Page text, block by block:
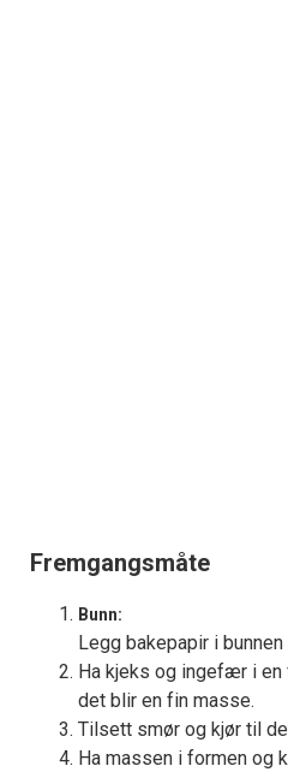
Fremgangsmåte
Bunn:
Legg bakepapir i
Ha kjeks og ingefær i
det blir en fin masse.
Tilsett smør og kjør til
Ha massen i formen og